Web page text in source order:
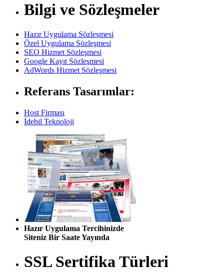
Bilgi ve Sözleşmeler
Hazır Uygulama Sözleşmesi
Özel Uygulama Sözleşmesi
SEO Hizmet Sözleşmesi
Google Kayıt Sözleşmesi
AdWords Hizmet Sözleşmesi
Referans Tasarımlar:
Host Firması
İdebil Teknoloji
Hazır Uygulama Tercihinizde
Siteniz Bir Saate Yayında
SSL Sertifika Türleri